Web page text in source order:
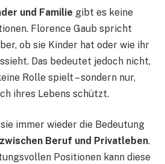
und Familie gibt es keine
Florence Gaub spricht
ob sie Kinder hat oder wie ihr
Das bedeutet jedoch nicht,
Rolle spielt – sondern nur,
ihres Lebens schützt.
immer wieder die Bedeutung
Beruf und Privatleben.
Positionen kann diese